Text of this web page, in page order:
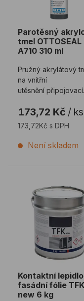
Parotěsný
tmel OTTOSEAL
A710 310 ml
Pružný akrylátový
na vnitřní
utěsnění připojovací
splňuje požadavky
173,72 Kč / ks
173,72Kč s DPH
Není skladem
Kontaktní
Kontaktní
fasádní fólie TFK
new 6 kg